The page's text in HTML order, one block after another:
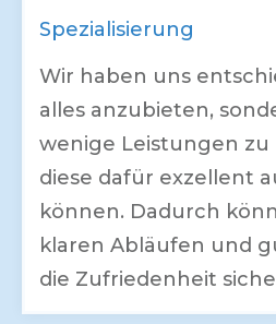
Spezialisierung
Wir haben uns
alles anzubieten,
wenige Leistungen
diese dafür exzellent
können. Dadurch
klaren Abläufen und
die Zufriedenheit